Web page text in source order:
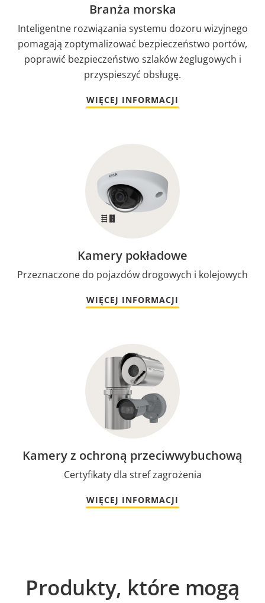
Branża morska
Inteligentne rozwiązania systemu dozoru wizyjnego
pomagają zoptymalizować bezpieczeństwo portów,
poprawić bezpieczeństwo szlaków żeglugowych i
przyspieszyć obsługę.
WIĘCEJ INFORMACJI
Kamery pokładowe
Przeznaczone do pojazdów drogowych i kolejowych
WIĘCEJ INFORMACJI
Kamery z ochroną przeciwwybuchową
Certyfikaty dla stref zagrożenia
WIĘCEJ INFORMACJI
Produkty, które mogą